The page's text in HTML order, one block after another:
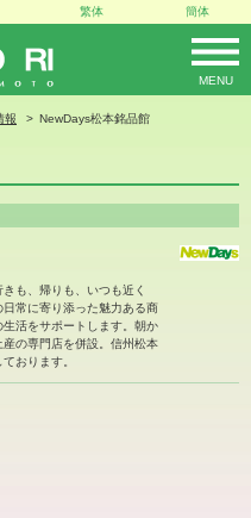
MENU
繁体 簡体
報 NewDays松本銘品館
も、帰りも、いつも近く
常に寄り添った魅力ある商
活をサポートします。朝か
の専門店を併設。信州松本
おります。